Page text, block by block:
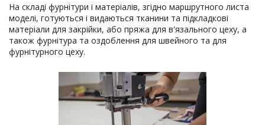
На складі фурнітури і матеріалів, згідно маршрутного листа
моделі, готуються і видаються тканини та підкладкові
матеріали для закрійки, або пряжа для в'язального цеху, а
також фурнітура та оздоблення для швейного та для
фурнітурного цеху.